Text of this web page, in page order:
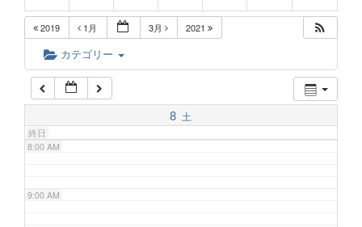
2019 1月 3月 2021
カテゴリー
8 土
終日
6:00 AM
7:00 AM
8:00 AM
9:00 AM